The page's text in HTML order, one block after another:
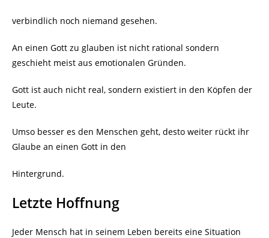
verbindlich noch niemand gesehen.
An einen Gott zu glauben ist nicht rational sondern
geschieht meist aus emotionalen Gründen.
Gott ist auch nicht real, sondern existiert in den Köpfen der
Leute.
Umso besser es den Menschen geht, desto weiter rückt ihr
Glaube an einen Gott in den
Hintergrund.
Letzte Hoffnung
Jeder Mensch hat in seinem Leben bereits eine Situation